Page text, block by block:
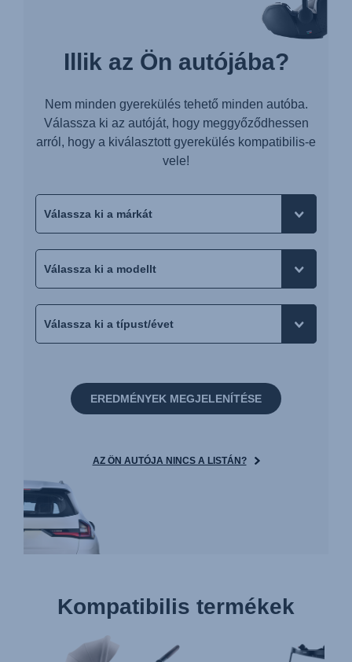
Illik az Ön autójába?
Nem minden gyerekülés tehető minden autóba.
Válassza ki az autóját, hogy meggyőződhessen
arról, hogy a kiválasztott gyerekülés kompatibilis-e
vele!
EREDMÉNYEK MEGJELENÍTÉSE
AZ ÖN AUTÓJA NINCS A LISTÁN?
Kompatibilis termékek